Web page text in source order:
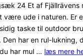
e
n
a
24 Et af Fjällrävens
være ude i naturen. Er
taske til outdoor
har en rul-lukning,
har mul … læs mere